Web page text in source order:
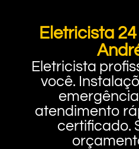
Eletricista
Eletricista
você.
atendimento
certificado.